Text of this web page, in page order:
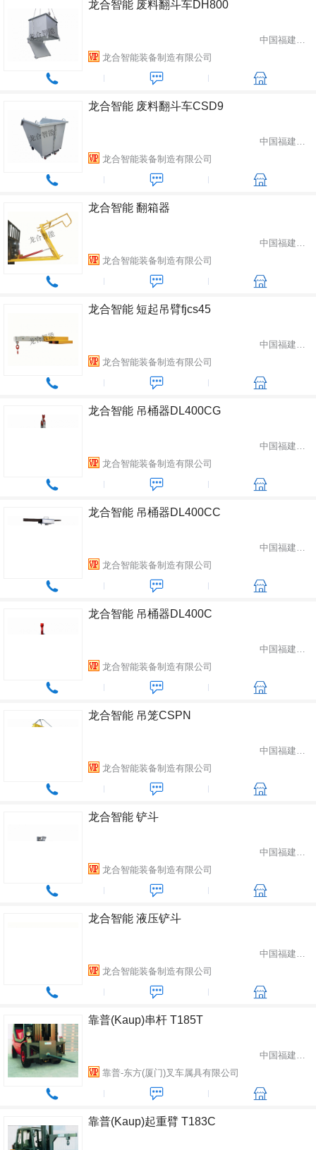
龙合智能 废料翻斗车DH800
中国福建省龙岩市
龙合智能装备制造有限公司
龙合智能 废料翻斗车CSD9
中国福建省龙岩市
龙合智能装备制造有限公司
龙合智能 翻箱器
中国福建省龙岩市
龙合智能装备制造有限公司
龙合智能 短起吊臂fjcs45
中国福建省龙岩市
龙合智能装备制造有限公司
龙合智能 吊桶器DL400CG
中国福建省龙岩市
龙合智能装备制造有限公司
龙合智能 吊桶器DL400CC
中国福建省龙岩市
龙合智能装备制造有限公司
龙合智能 吊桶器DL400C
中国福建省龙岩市
龙合智能装备制造有限公司
龙合智能 吊笼CSPN
中国福建省龙岩市
龙合智能装备制造有限公司
龙合智能 铲斗
中国福建省龙岩市
龙合智能装备制造有限公司
龙合智能 液压铲斗
中国福建省龙岩市
龙合智能装备制造有限公司
靠普(Kaup)串杆 T185T
中国福建省厦门市
靠普-东方(厦门)叉车属具有限公司
靠普(Kaup)起重臂 T183C